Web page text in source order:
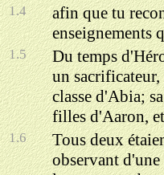
1.4
afin que tu
enseignements
1.5
Du temps
un
classe d'Abia;
filles d'Aaron,
1.6
Tous deux
observant